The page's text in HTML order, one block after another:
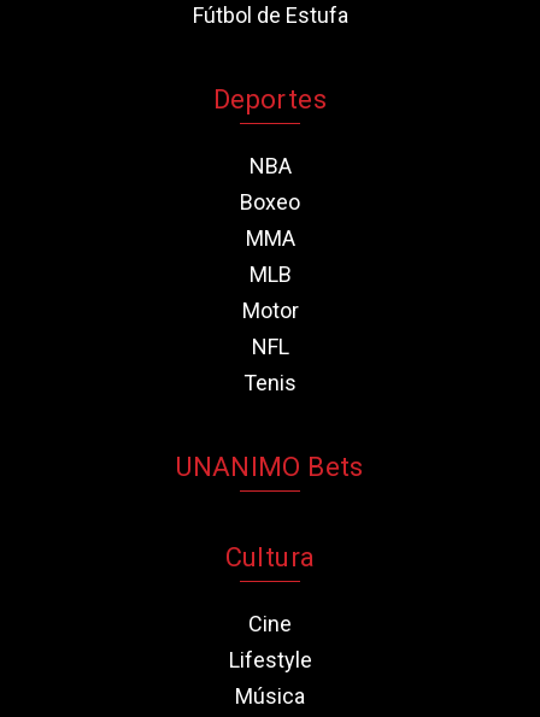
Fútbol de Estufa
Deportes
NBA
Boxeo
MMA
MLB
Motor
NFL
Tenis
UNANIMO Bets
Cultura
Cine
Lifestyle
Música